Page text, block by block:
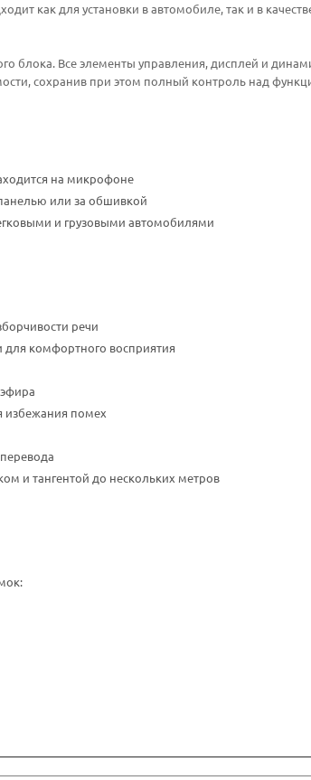
как для установки в автомобиле, так и в
блока. Все элементы управления, дисплей и
сохранив при этом полный контроль над
на микрофоне
или за обшивкой
и грузовыми автомобилями
речи
для комфортного восприятия
избежания помех
и тангентой до нескольких метров